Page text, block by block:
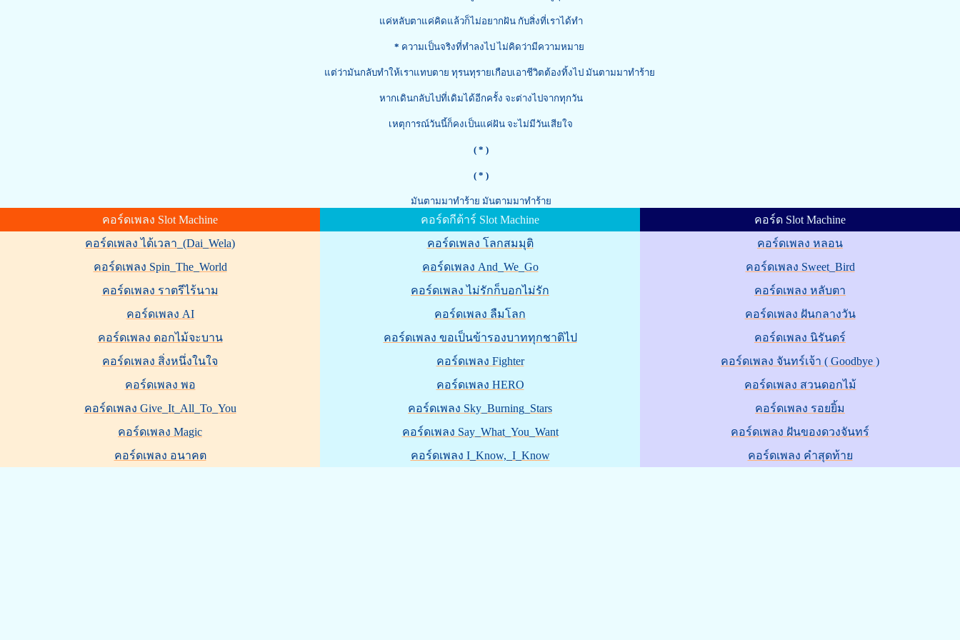
แค่หลับตาแค่คิดแล้วก็ไม่อยากฝัน กับสิ่งที่เราได้ทำ
* ความเป็นจริงที่ทำลงไป ไม่คิดว่ามีความหมาย
แต่ว่ามันกลับทำให้เราแทบตาย ทุรนทุรายเกือบเอาชีวิตต้องทิ้งไป มันตามมาทำร้าย
หากเดินกลับไปที่เดิมได้อีกครั้ง จะต่างไปจากทุกวัน
เหตุการณ์วันนี้ก็คงเป็นแค่ฝัน จะไม่มีวันเสียใจ
( * )
( * )
มันตามมาทำร้าย มันตามมาทำร้าย
คอร์ดเพลง Slot Machine
คอร์ดเพลง ได้เวลา_(Dai_Wela)
คอร์ดเพลง Spin_The_World
คอร์ดเพลง ราตรีไร้นาม
คอร์ดเพลง AI
คอร์ดเพลง ดอกไม้จะบาน
คอร์ดเพลง สิ่งหนึ่งในใจ
คอร์ดเพลง พอ
คอร์ดเพลง Give_It_All_To_You
คอร์ดเพลง Magic
คอร์ดเพลง อนาคต
คอร์ดกีต้าร์ Slot Machine
คอร์ดเพลง โลกสมมุติ
คอร์ดเพลง And_We_Go
คอร์ดเพลง ไม่รักก็บอกไม่รัก
คอร์ดเพลง ลืมโลก
คอร์ดเพลง ขอเป็นข้ารองบาททุกชาติไป
คอร์ดเพลง Fighter
คอร์ดเพลง HERO
คอร์ดเพลง Sky_Burning_Stars
คอร์ดเพลง Say_What_You_Want
คอร์ดเพลง I_Know,_I_Know
คอร์ด Slot Machine
คอร์ดเพลง หลอน
คอร์ดเพลง Sweet_Bird
คอร์ดเพลง หลับตา
คอร์ดเพลง ฝันกลางวัน
คอร์ดเพลง นิรันดร์
คอร์ดเพลง จันทร์เจ้า ( Goodbye )
คอร์ดเพลง สวนดอกไม้
คอร์ดเพลง รอยยิ้ม
คอร์ดเพลง ฝันของดวงจันทร์
คอร์ดเพลง คำสุดท้าย